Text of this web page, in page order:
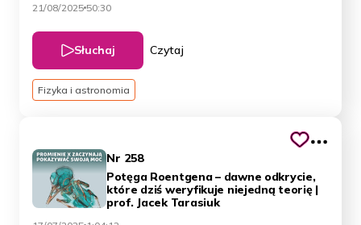
21/08/2025 50:30
Słuchaj Czytaj
Fizyka i astronomia
Nr 258
Potęga Roentgena – dawne odkrycie,
które dziś weryfikuje niejedną teorię |
prof. Jacek Tarasiuk